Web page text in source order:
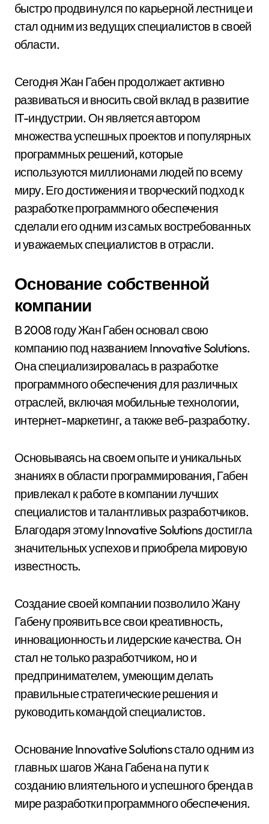
быстро продвинулся по карьерной лестнице и
стал одним из ведущих специалистов в своей
области.
Сегодня Жан Габен продолжает активно
развиваться и вносить свой вклад в развитие
IT-индустрии. Он является автором
множества успешных проектов и популярных
программных решений, которые
используются миллионами людей по всему
миру. Его достижения и творческий подход к
разработке программного обеспечения
сделали его одним из самых востребованных
и уважаемых специалистов в отрасли.
Основание собственной
компании
В 2008 году Жан Габен основал свою
компанию под названием Innovative Solutions.
Она специализировалась в разработке
программного обеспечения для различных
отраслей, включая мобильные технологии,
интернет-маркетинг, а также веб-разработку.
Основываясь на своем опыте и уникальных
знаниях в области программирования, Габен
привлекал к работе в компании лучших
специалистов и талантливых разработчиков.
Благодаря этому Innovative Solutions достигла
значительных успехов и приобрела мировую
известность.
Создание своей компании позволило Жану
Габену проявить все свои креативность,
инновационность и лидерские качества. Он
стал не только разработчиком, но и
предпринимателем, умеющим делать
правильные стратегические решения и
руководить командой специалистов.
Основание Innovative Solutions стало одним из
главных шагов Жана Габена на пути к
созданию влиятельного и успешного бренда в
мире разработки программного обеспечения.